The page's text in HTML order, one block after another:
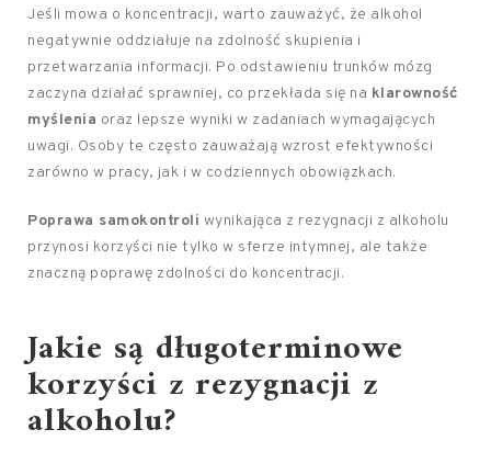
Jeśli mowa o koncentracji, warto zauważyć, że alkohol
negatywnie oddziałuje na zdolność skupienia i
przetwarzania informacji. Po odstawieniu trunków mózg
zaczyna działać sprawniej, co przekłada się na klarowność
myślenia oraz lepsze wyniki w zadaniach wymagających
uwagi. Osoby te często zauważają wzrost efektywności
zarówno w pracy, jak i w codziennych obowiązkach.
Poprawa samokontroli wynikająca z rezygnacji z alkoholu
przynosi korzyści nie tylko w sferze intymnej, ale także
znaczną poprawę zdolności do koncentracji.
Jakie są długoterminowe
korzyści z rezygnacji z
alkoholu?